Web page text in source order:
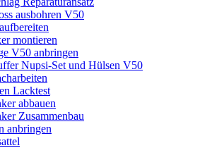
ausbohren V50
montieren
V50 anbringen
Nupsi-Set und Hülsen V50
Lacktest
abbauen
Zusammenbau
anbringen